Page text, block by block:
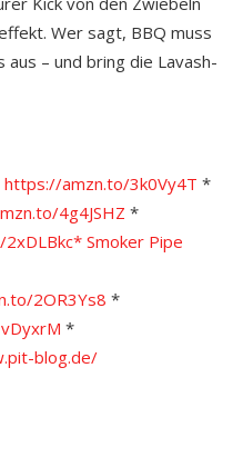
Wer sagt, BBQ muss
aus – und bring die Lavash-
https://amzn.to/3k0Vy4T *
4g4JSHZ *
Smoker Pipe
2OR3Ys8 *
*
blog.de/